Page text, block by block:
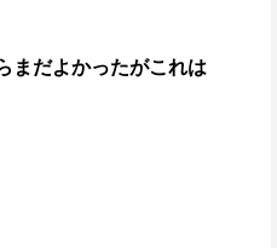
まだよかったがこれは